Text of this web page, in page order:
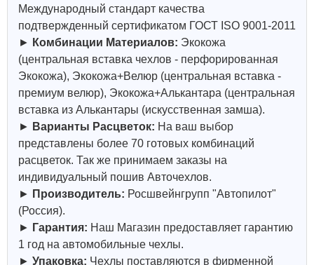
Международный стандарт качества
подтвержденный сертификатом ГОСТ ISO 9001-2011
► Комбинации Материалов: Экокожа
(центральная вставка чехлов - перфорированная
Экокожа), Экокожа+Велюр (центральная вставка -
премиум велюр), Экокожа+Алькантара (центральная
вставка из Алькантары (искусственная замша).
► Варианты Расцветок: На ваш выбор
представлены более 70 готовых комбинаций
расцветок. Так же принимаем заказы на
индивидуальный пошив Авточехлов.
► Производитель: Росшвейнгрупп "Автопилот"
(Россия).
► Гарантия: Наш Магазин предоставляет гарантию
1 год на автомобильные чехлы.
► Упаковка: Чехлы поставляются в фирменной